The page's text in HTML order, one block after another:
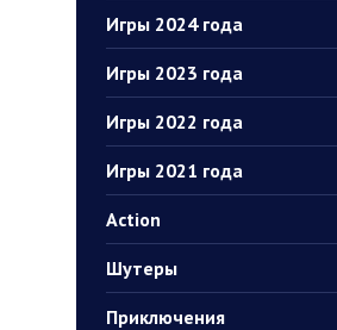
Игры 2024 года
Игры 2023 года
Игры 2022 года
Игры 2021 года
Action
Шутеры
Приключения